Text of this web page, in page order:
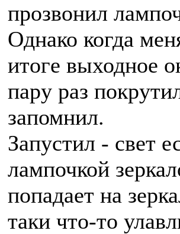
прозвонил
Однако когда
итоге выходное
пару раз
запомнил.
Запустил - свет
лампочкой
попадает на
таки что-то